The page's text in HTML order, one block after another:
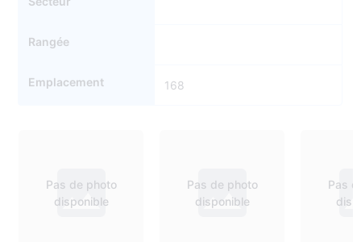
Rangée
Emplacement 168
Pas de photo
disponible
Pas de photo
disponible
Pas